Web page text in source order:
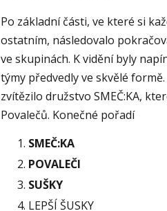
Po základní části, ve které si
ostatním, následovalo
ve skupinách. K vidění byly
týmy předvedly ve skvělé
zvítězilo družstvo SMEČ:KA,
Povalečů. Konečné pořadí
SMEČ:KA
POVALEČI
SUŠKY
LEPŠÍ ŠUSKY